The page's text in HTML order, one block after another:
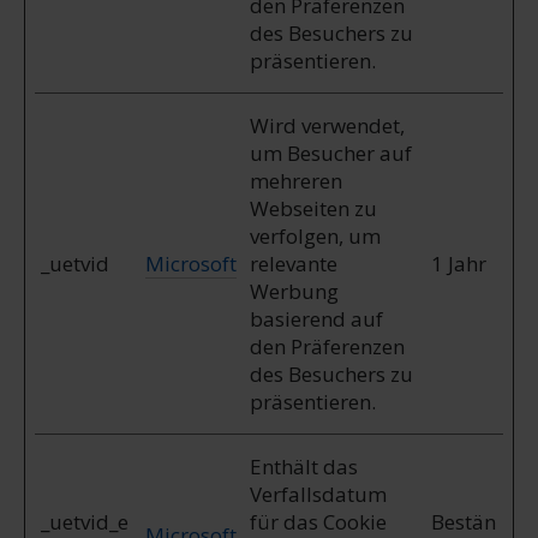
haben oder die sie im Rahmen Ihrer Nutzung der Dienste
des Besuchers zu
präsentieren.
_uetvid Microsoft
Wird verwendet,
um Besucher auf
mehreren
Webseiten zu
verfolgen, um
relevante
Werbung
basierend auf
den Präferenzen
des Besuchers zu
präsentieren.
1 Jahr
_uetvid_e
Enthält das
Verfallsdatum
für das Cookie
Bestän